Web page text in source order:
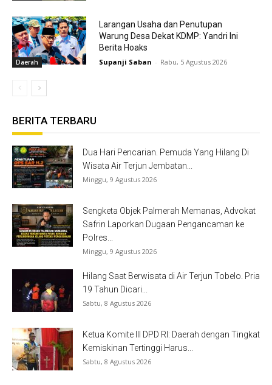
Daerah
Larangan Usaha dan Penutupan
Warung Desa Dekat KDMP: Yandri Ini
Berita Hoaks
Supanji Saban - Rabu, 5 Agustus 2026
BERITA TERBARU
Dua Hari Pencarian. Pemuda Yang Hilang Di
Wisata Air Terjun Jembatan...
Minggu, 9 Agustus 2026
Sengketa Objek Palmerah Memanas, Advokat
Safrin Laporkan Dugaan Pengancaman ke
Polres...
Minggu, 9 Agustus 2026
Hilang Saat Berwisata di Air Terjun Tobelo. Pria
19 Tahun Dicari...
Sabtu, 8 Agustus 2026
Ketua Komite III DPD RI: Daerah dengan Tingkat
Kemiskinan Tertinggi Harus...
Sabtu, 8 Agustus 2026